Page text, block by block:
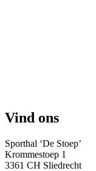
Vind ons
Sporthal ‘De Stoep’
Krommestoep 1
3361 CH Sliedrecht